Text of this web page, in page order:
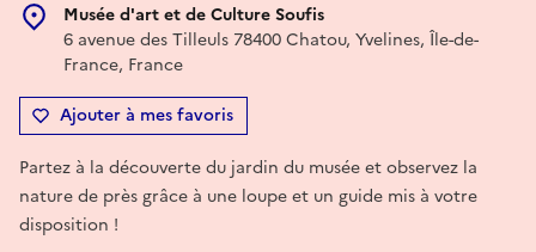
Musée d'art et de Culture Soufis
6 avenue des Tilleuls 78400 Chatou, Yvelines, Île-de-
France, France
Ajouter à mes favoris
Partez à la découverte du jardin du musée et observez la
nature de près grâce à une loupe et un guide mis à votre
disposition !